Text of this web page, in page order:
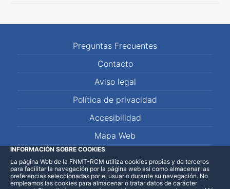
Preguntas Frecuentes
Contacto
Aviso legal
Política de privacidad
Accesibilidad
Mapa Web
LinkedInFacebookWhatsApp
INFORMACIÓN SOBRE COOKIES
La página Web de la FNMT-RCM utiliza cookies propias y de terceros
para facilitar la navegación por la página web así como almacenar las
preferencias seleccionadas por el usuario durante su navegación. No
empleamos las cookies para almacenar o tratar datos de carácter